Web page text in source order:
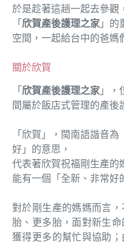
於是趁著這趟一起去參觀
「 欣賀產後護理之家 」的
空間，一起給台中的爸媽
關於欣賀
「 欣賀產後護理之家 」，
間屬於飯店式管理的產後
「欣賀」，閩南語諧音
好」的意思，
代表著欣賀祝福剛生產的
能有一個「全新、非常好
對於剛生產的媽媽而言
胎、更多胎，面對新生
獲得更多的幫忙與協助